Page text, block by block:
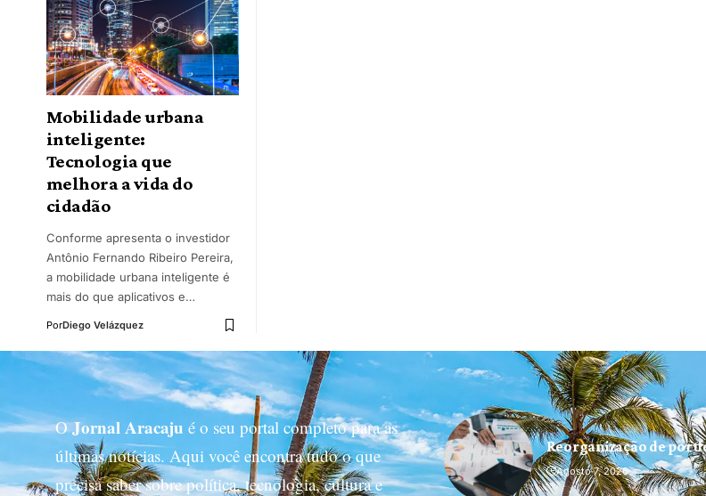
Mobilidade urbana
inteligente:
Tecnologia que
melhora a vida do
cidadão
Conforme apresenta o investidor
Antônio Fernando Ribeiro Pereira,
a mobilidade urbana inteligente é
mais do que aplicativos e…
PorDiego Velázquez
OJornal Aracaju é o seu portal completo para as
últimas notícias. Aqui você encontra tudo o que
precisa saber sobre política, tecnologia, cultura e
Reorganização de
Agosto 7, 2026